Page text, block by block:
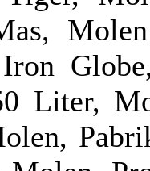
Liter,